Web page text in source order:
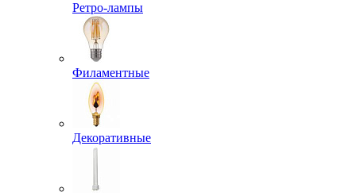
Ретро-лампы
Филаментные
Декоративные